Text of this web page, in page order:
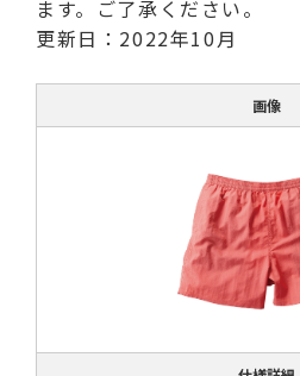
ます。ご了承ください。
更新日：2022年10月
画像